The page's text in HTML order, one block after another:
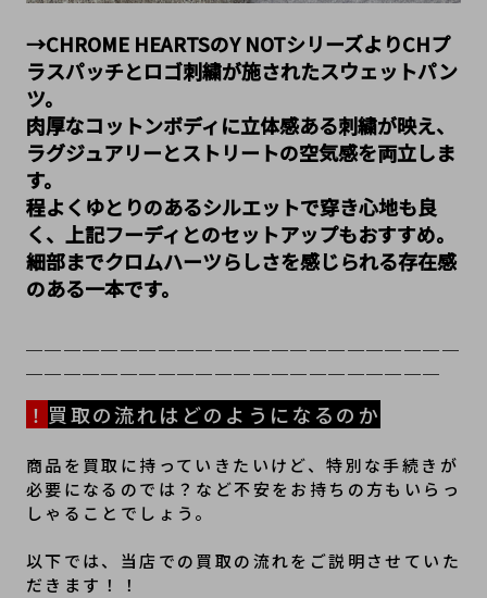
→CHROME HEARTSのY NOTシリーズよりCHプ
ラスパッチとロゴ刺繍が施されたスウェットパン
ツ。
肉厚なコットンボディに立体感ある刺繍が映え、
ラグジュアリーとストリートの空気感を両立しま
す。
程よくゆとりのあるシルエットで穿き心地も良
く、上記フーディとのセットアップもおすすめ。
細部までクロムハーツらしさを感じられる存在感
のある一本です。
！ 買取の流れはどのようになるのか
商品を買取に持っていきたいけど、特別な手続きが
必要になるのでは？など不安をお持ちの方もいらっ
しゃることでしょう。
以下では、当店での買取の流れをご説明させていた
だきます！！